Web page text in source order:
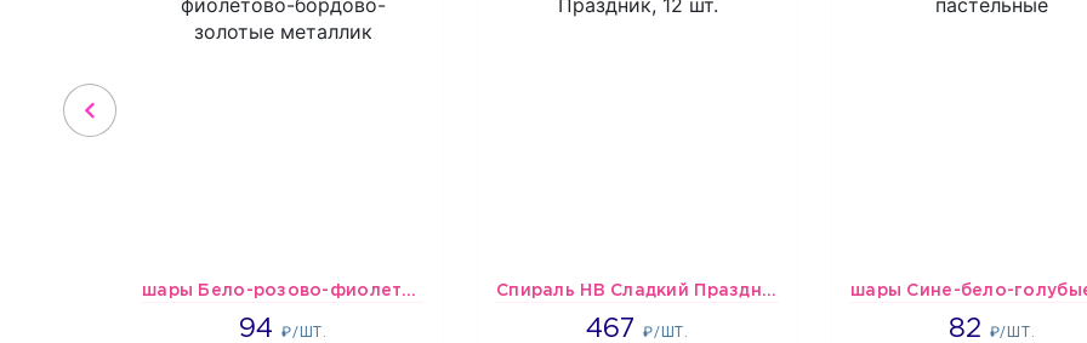
шары Бело-розово-фиолетово-бордово-золотые металлик
94₽/ШТ.
1697 Спираль HB Сладкий Праздник, 12 шт.
467₽/ШТ.
467
82 ₽/ШТ.
1637